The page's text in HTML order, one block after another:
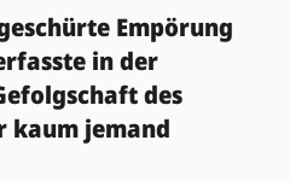
Empörung
in der
des
kaum jemand